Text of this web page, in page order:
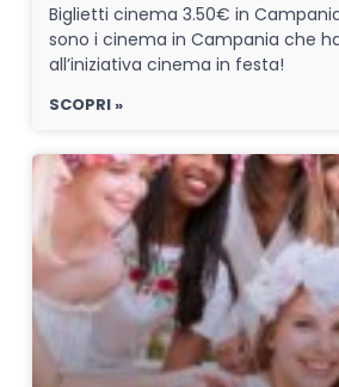
Biglietti cinema 3.50€ in
sono i cinema in Campania che
all’iniziativa cinema in festa!
SCOPRI »